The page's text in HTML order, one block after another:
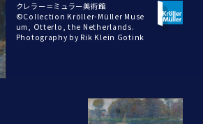
クレラー＝ミュラー美術館
©Collection Kröller-Müller Muse
um, Otterlo, the Netherlands.
Photography by Rik Klein Gotink